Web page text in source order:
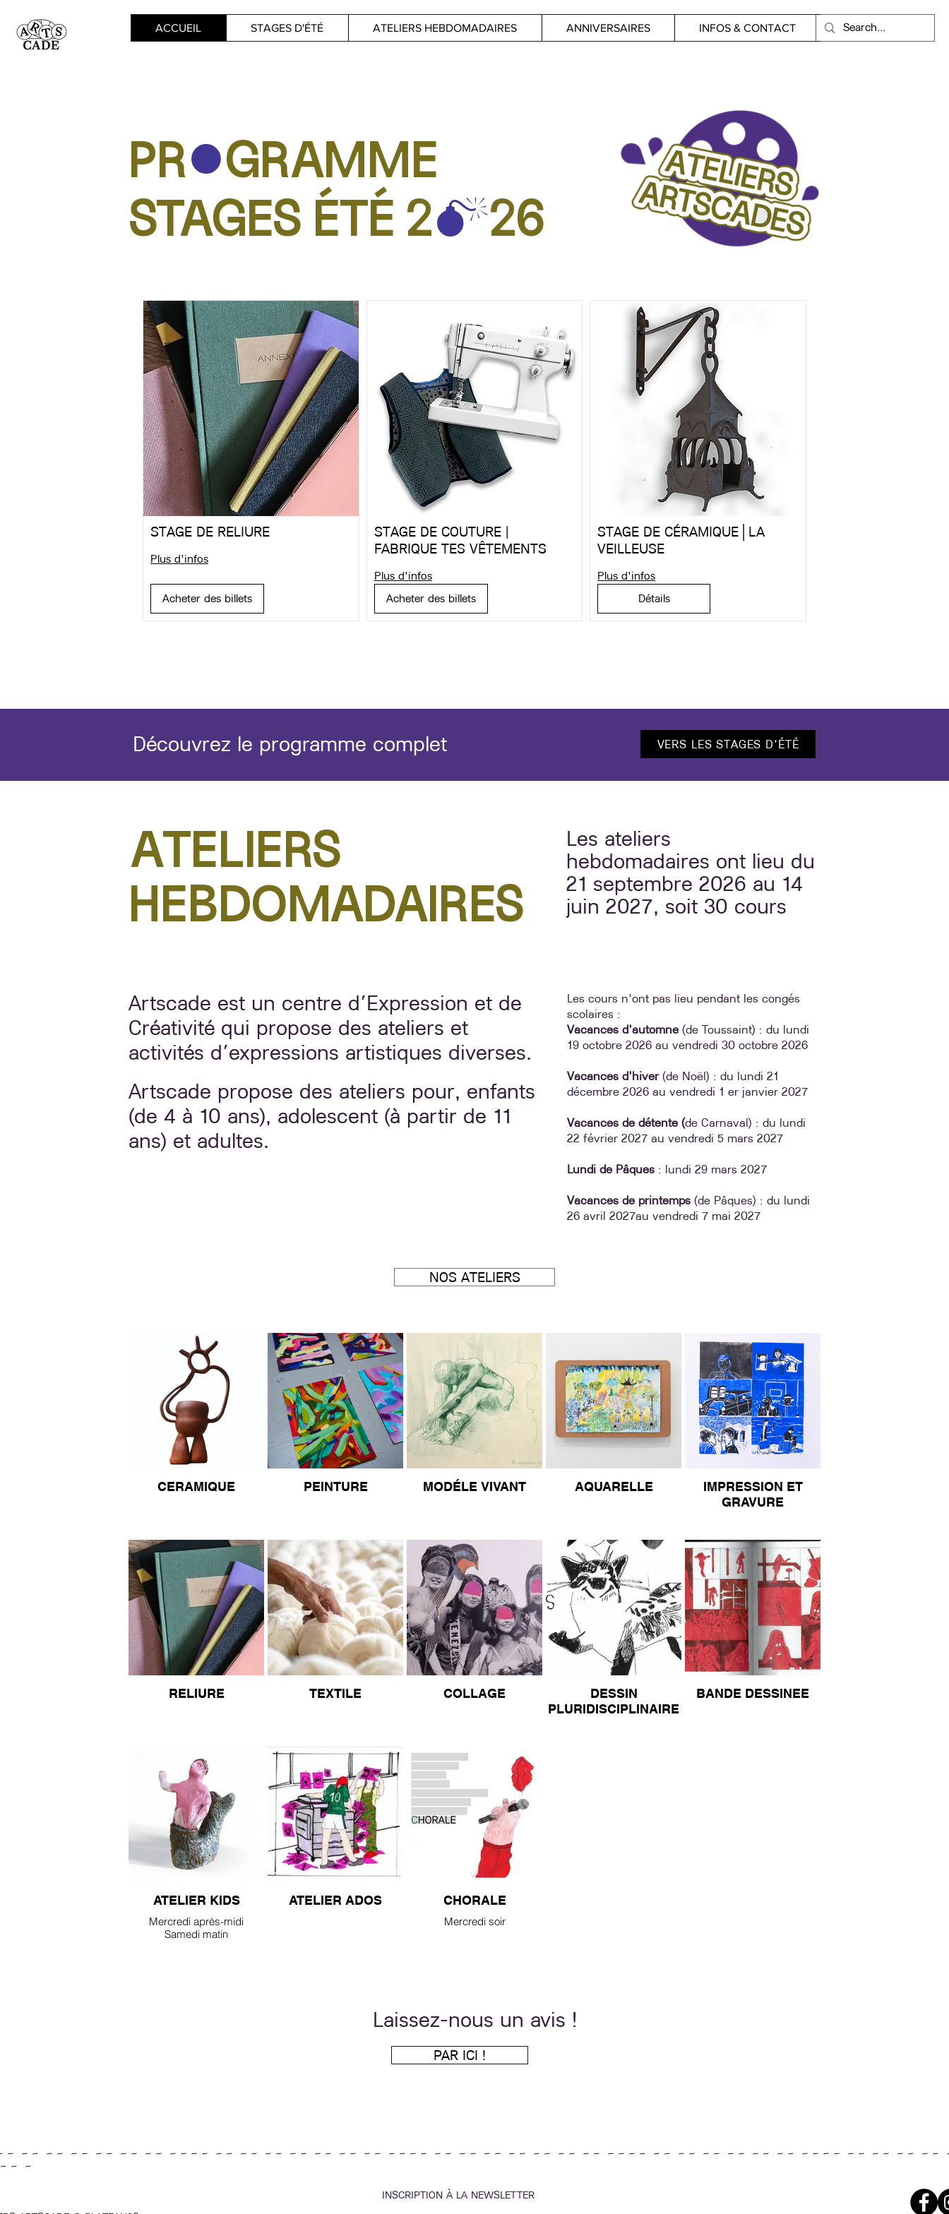
ACCUEIL STAGES D'ÉTÉ ATELIERS HEBDOMADAIRES ANNIVERSAIRES INFOS & CONTACT
PRlGRAMME
STAGES ÉTÉ 2M26
STAGE DE RELIURE
Plus d'infos
Acheter des billets
STAGE DE COUTURE |
FABRIQUE TES VÊTEMENTS
Plus d'infos
Acheter des billets
STAGE DE CÉRAMIQUE│LA
VEILLEUSE
Plus d'infos
Détails
Découvrez le programme complet VERS LES STAGES D'ÉTÉ
ATELIERS
HEBDOMADAIRES
Les ateliers
hebdomadaires ont lieu du
21 septembre 2026 au 14
juin 2027, soit 30 cours​​
Artscade est un centre d’Expression et de
Créativité qui propose des ateliers et
activités d’expressions artistiques diverses​.
Artscade propose des ateliers pour, enfants
(de 4 à 10 ans), adolescent (à partir de 11
ans) et adultes.
Les cours n'ont pas lieu pendant les congés
scolaires :​
Vacances d'automne (de Toussaint) : du lundi
19 octobre 2026 au vendredi 30 octobre 2026​
Vacances d'hiver(de Noël) : du lundi 21
décembre 2026 au vendredi 1 er janvier 2027
Vacances de détente (de Carnaval) : du lundi
22 février 2027 au vendredi 5 mars 2027
​Lundi de Pâques : lundi 29 mars 2027​
Vacances de printemps (de Pâques) : du lundi
26 avril 2027au vendredi 7 mai 2027
NOS ATELIERS
CERAMIQUE PEINTURE MODÉLE VIVANT AQUARELLE
IMPRESSION ET
GRAVURE
RELIURE TEXTILE COLLAGE
DESSIN
PLURIDISCIPLINAIRE
BANDE DESSINEE
ATELIER KIDS
Mercredi après-midi
Samedi matin
ATELIER ADOS CHORALE
Mercredi soir
Laissez-nous un avis !
PAR ICI !
~ ~ ~ ~ ~ ~ ~ ~ ~ ~ ~ ~ ~ ~ ~ ~ ~ ~ ~ ~ ~ ~ ~ ~ ~ ~ ~ ~ ~ ~ ~ ~ ~ ~ ~ ~ ~ ~ ~ ~ ~ ~ ~ ~ ~ ~ ~ ~ ~ ~ ~ ~ ~ ~ ~ ~ ~ ~ ~ ~ ~ ~ ~ ~ ~ ~ ~ ~ ~ ~ ~ ~ ~ ~ ~ ~ ~
~ ~
INSCRIPTION À LA NEWSLETTER